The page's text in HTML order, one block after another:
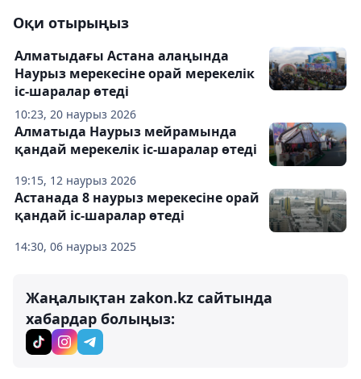
Оқи отырыңыз
10:23, 20 наурыз 2026
Алматыдағы Астана алаңында
Наурыз мерекесіне орай мерекелік
іс-шаралар өтеді
19:15, 12 наурыз 2026
Алматыда Наурыз мейрамында
қандай мерекелік іс-шаралар өтеді
14:30, 06 наурыз 2025
Астанада 8 наурыз мерекесіне орай
қандай іс-шаралар өтеді
Жаңалықтан zakon.kz сайтында
хабардар болыңыз: